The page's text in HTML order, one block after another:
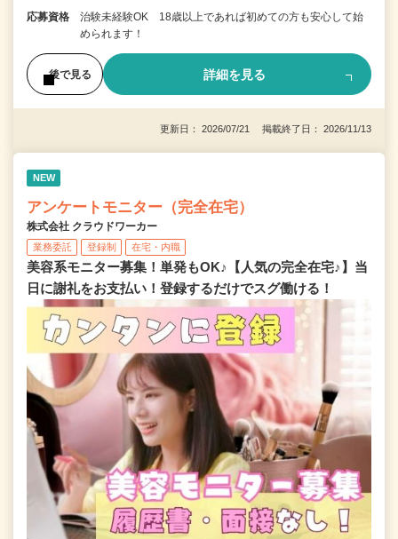
応募資格
治験未経験OK 18歳以上であれば初めての方も安心して始
められます！
後で見る 詳細を見る
更新日： 2026/07/21 掲載終了日： 2026/11/13
NEW
アンケートモニター（完全在宅）
株式会社 クラウドワーカー
業務委託 登録制 在宅・内職
美容系モニター募集！単発もOK♪【人気の完全在宅♪】当
日に謝礼をお支払い！登録するだけでスグ働ける！